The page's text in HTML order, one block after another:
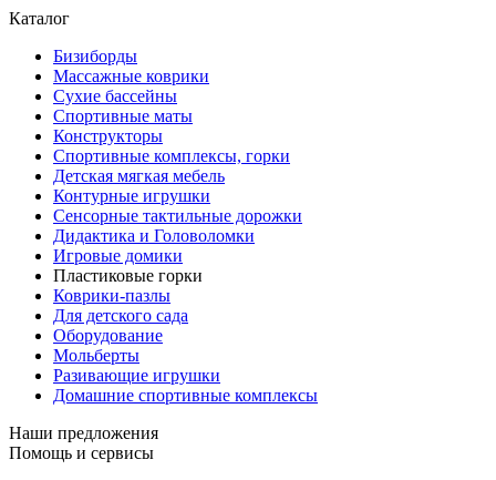
Каталог
Бизиборды
Массажные коврики
Сухие бассейны
Спортивные маты
Конструкторы
Спортивные комплексы, горки
Детская мягкая мебель
Контурные игрушки
Сенсорные тактильные дорожки
Дидактика и Головоломки
Игровые домики
Пластиковые горки
Коврики-пазлы
Для детского сада
Оборудование
Мольберты
Разивающие игрушки
Домашние спортивные комплексы
Наши предложения
Помощь и сервисы